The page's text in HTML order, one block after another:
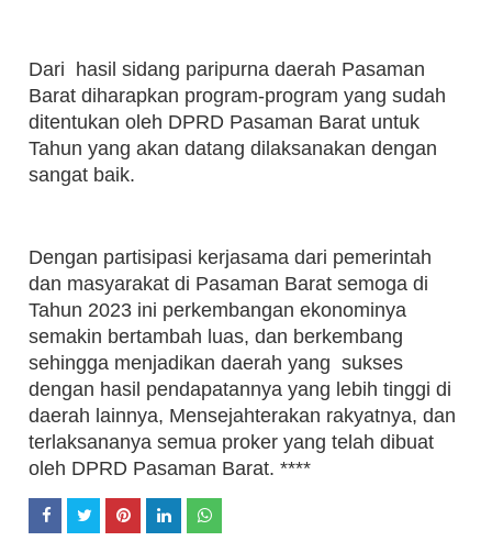
Dari hasil sidang paripurna daerah Pasaman
Barat diharapkan program-program yang sudah
ditentukan oleh DPRD Pasaman Barat untuk
Tahun yang akan datang dilaksanakan dengan
sangat baik.
Dengan partisipasi kerjasama dari pemerintah
dan masyarakat di Pasaman Barat semoga di
Tahun 2023 ini perkembangan ekonominya
semakin bertambah luas, dan berkembang
sehingga menjadikan daerah yang sukses
dengan hasil pendapatannya yang lebih tinggi di
daerah lainnya, Mensejahterakan rakyatnya, dan
terlaksananya semua proker yang telah dibuat
oleh DPRD Pasaman Barat. ****